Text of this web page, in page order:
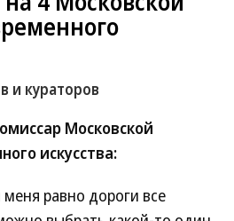
и кураторов
Московской
искусства:
равно дороги все